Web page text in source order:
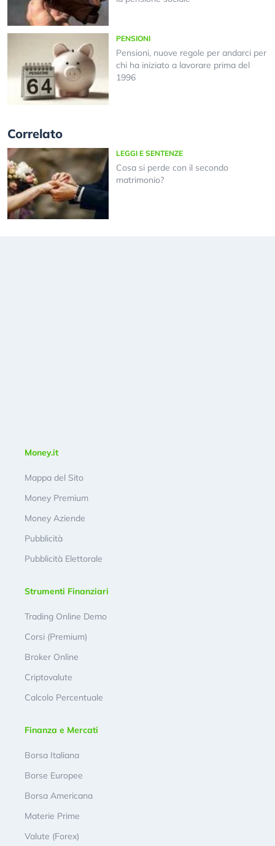
PENSIONI
Pensioni, nuove regole per andarci per
chi ha iniziato a lavorare prima del
1996
Correlato
LEGGI E SENTENZE
Cosa si perde con il secondo
matrimonio?
Money.it
Mappa del Sito
Money Premium
Money Aziende
Pubblicità
Pubblicità Elettorale
Strumenti Finanziari
Trading Online Demo
Corsi (Premium)
Broker Online
Criptovalute
Calcolo Percentuale
Finanza e Mercati
Borsa Italiana
Borse Europee
Borsa Americana
Materie Prime
Valute (Forex)